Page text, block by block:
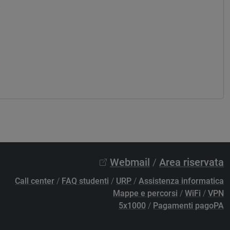
Webmail / Area riservata
Call center / FAQ studenti / URP / Assistenza informatica
Mappe e percorsi / WiFi / VPN
5x1000 / Pagamenti pagoPA